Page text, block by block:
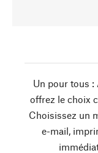
Un pour tous :
offrez le choix
Choisissez un
e-mail,